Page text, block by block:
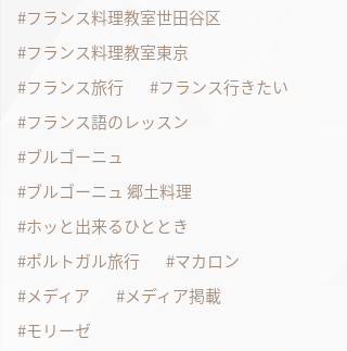
フランス料理教室世田谷区
フランス料理教室東京
フランス旅行
フランス行きたい
フランス語のレッスン
ブルゴーニュ
ブルゴーニュ 郷土料理
ホッと出来るひととき
ポルトガル旅行
マカロン
メディア
メディア掲載
モリーゼ